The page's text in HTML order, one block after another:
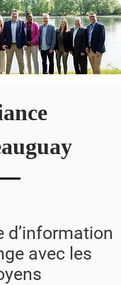
d’information
avec les